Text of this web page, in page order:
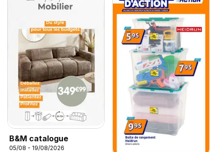
B&M catalogue
05/08 - 19/08/2026